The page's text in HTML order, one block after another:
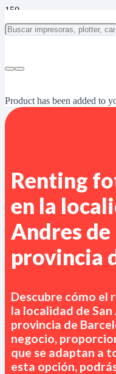
Product has been added to
Renting
en la
Andres de
provincia
Descubre cómo
la localidad de
provincia de
negocio,
que se adaptan a
esta opción,